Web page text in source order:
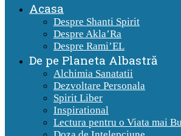
Acasa
Despre Shanti Spirit
Despre Akla’Ra
Despre Rami’EL
De pe Planeta Albastră
Alchimia Sanatatii
Dezvoltare Personala
Spirit Liber
Inspirational
Lectura pentru o Viata mai